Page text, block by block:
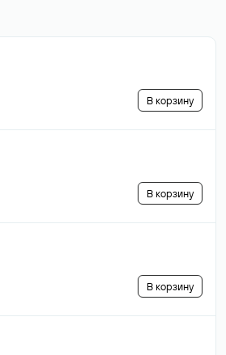
В корзину
В корзину
В корзину